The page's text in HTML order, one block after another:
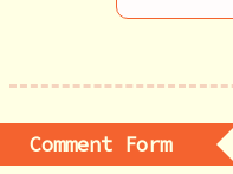
Comment Form